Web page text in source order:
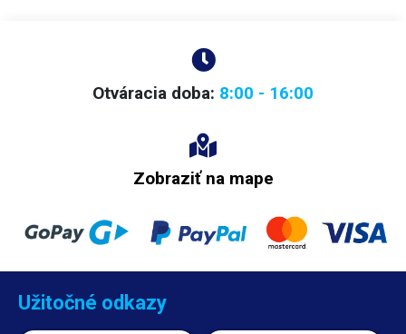
Otváracia doba: 8:00 - 16:00
Zobraziť na mape
Užitočné odkazy